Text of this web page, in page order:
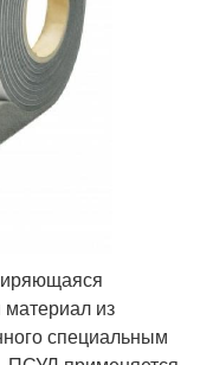
из
специальным